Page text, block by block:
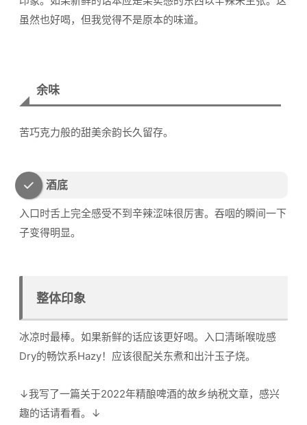
虽然也好喝，但我觉得不是原本的味道。
余味
苦巧克力般的甜美余韵长久留存。
酒底
入口时舌上完全感受不到辛辣涩味很厉害。吞咽的瞬间一下
子变得明显。
整体印象
冰凉时最棒。如果新鲜的话应该更好喝。入口清晰喉咙感
Dry的畅饮系Hazy！应该很配关东煮和出汁玉子烧。
↓我写了一篇关于2022年精酿啤酒的故乡纳税文章，感兴
趣的话请看看。↓